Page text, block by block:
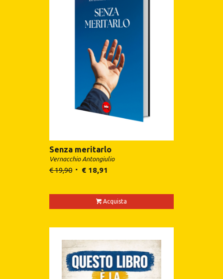
Senza meritarlo
Vernacchio Antongiulio
€19,90 €18,91
Acquista